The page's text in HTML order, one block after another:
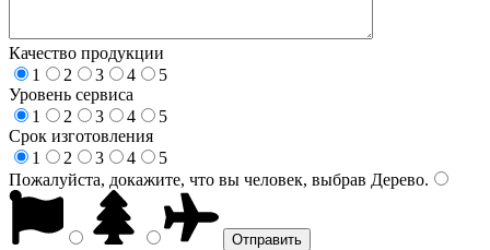
Качество продукции
1
2 3 4
5
Уровень сервиса
1
2 3 4
5
Срок изготовления
1
2 3 4
5
Пожалуйста, докажите, что вы человек, выбрав Дерево.